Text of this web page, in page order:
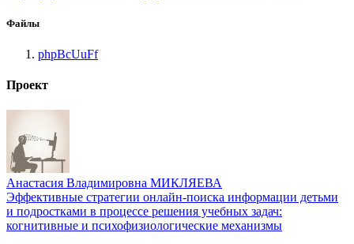
Файлы
phpBcUuFf
Проект
Анастасия Владимировна МИКЛЯЕВА
Эффективные стратегии онлайн-поиска информации детьми
и подростками в процессе решения учебных задач:
когнитивные и психофизиологические механизмы